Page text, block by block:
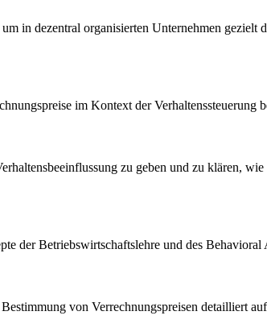
in dezentral organisierten Unternehmen
im Kontext der Verhaltenssteuerung
zu geben und zu klären,
der Betriebswirtschaftslehre und des
von Verrechnungspreisen detailliert